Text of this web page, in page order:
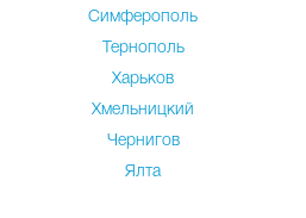
Симферополь
Тернополь
Харьков
Хмельницкий
Чернигов
Ялта